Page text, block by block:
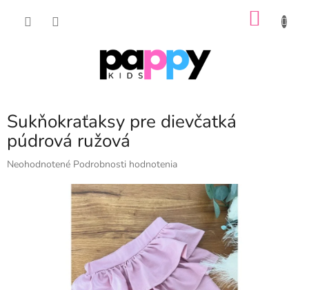
Sukňokraťaksy pre dievčatká
púdrová ružová
Priemerné
Neohodnotené Podrobnosti hodnotenia